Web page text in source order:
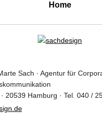
Home
Sach · Agentur für
20539 Hamburg · Tel. 040 /